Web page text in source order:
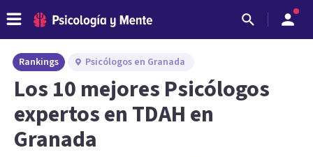
Rankings Psicólogos en Granada
Los 10 mejores Psicólogos
expertos en TDAH en
Granada